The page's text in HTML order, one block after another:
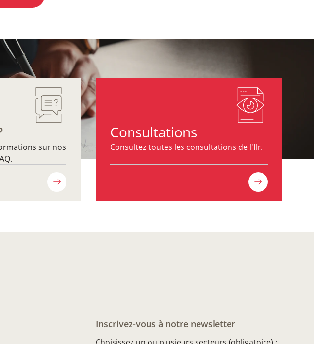
sur nos
Consultations
Consultez toutes les consultations de l'Ilr.
Inscrivez-vous à notre newsletter